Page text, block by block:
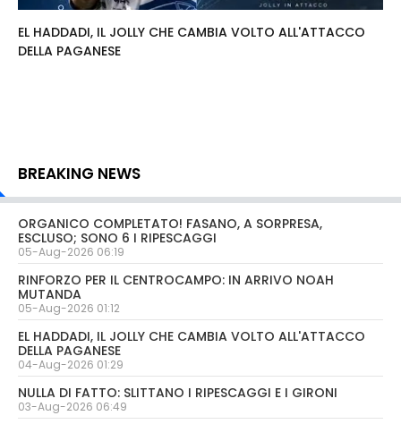
EL HADDADI, IL JOLLY CHE CAMBIA VOLTO ALL'ATTACCO
DELLA PAGANESE
BREAKING NEWS
ORGANICO COMPLETATO! FASANO, A SORPRESA,
ESCLUSO; SONO 6 I RIPESCAGGI
05-Aug-2026 06:19
RINFORZO PER IL CENTROCAMPO: IN ARRIVO NOAH
MUTANDA
05-Aug-2026 01:12
EL HADDADI, IL JOLLY CHE CAMBIA VOLTO ALL'ATTACCO
DELLA PAGANESE
04-Aug-2026 01:29
NULLA DI FATTO: SLITTANO I RIPESCAGGI E I GIRONI
03-Aug-2026 06:49